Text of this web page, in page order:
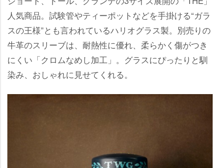
人気商品。試験管やティーポットなどを手掛ける“ガラ
スの王様”とも言われているハリオグラス製。別売りの
牛革のスリーブは、耐熱性に優れ、柔らかく傷がつき
にくい「クロムなめし加工」。グラスにぴったりと馴
染み、おしゃれに見せてくれる。